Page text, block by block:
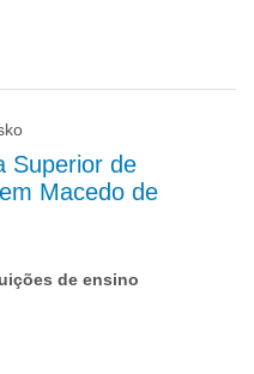
Superior de
Macedo de
de ensino